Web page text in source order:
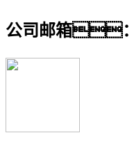
公司邮箱：